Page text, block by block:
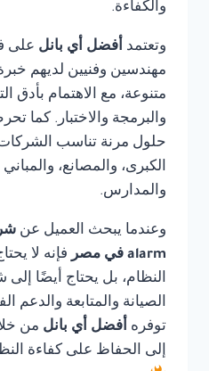
والكفاءة.
وتعتمد أفضل أي بانل على
مهندسين وفنيين لديهم
متنوعة، مع الاهتمام بأدق
والبرمجة والاختبار. كما
حلول مرنة تناسب
الكبرى، والمصانع،
والمدارس.
وعندما يبحث العميل عن
alarm في مصر
فإنه لا
النظام، بل يحتاج أيضًا
الصيانة والمتابعة والدعم
توفره أفضل أي بانل من
إلى الحفاظ على كفاءة